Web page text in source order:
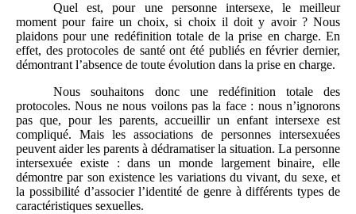
Quel est, pour une personne intersexe, le meilleur
moment pour faire un choix, si choix il doit y avoir ? Nous
plaidons pour une redéfinition totale de la prise en charge. En
effet, des protocoles de santé ont été publiés en février dernier,
démontrant l’absence de toute évolution dans la prise en charge.
Nous souhaitons donc une redéfinition totale des
protocoles. Nous ne nous voilons pas la face : nous n’ignorons
pas que, pour les parents, accueillir un enfant intersexe est
compliqué. Mais les associations de personnes intersexuées
peuvent aider les parents à dédramatiser la situation. La personne
intersexuée existe : dans un monde largement binaire, elle
démontre par son existence les variations du vivant, du sexe, et
la possibilité d’associer l’identité de genre à différents types de
caractéristiques sexuelles.